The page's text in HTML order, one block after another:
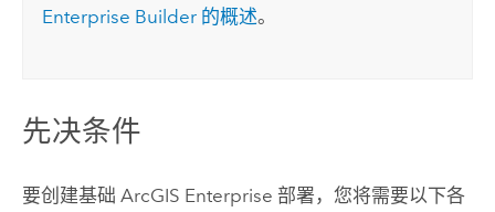
Enterprise Builder 的概述。
先决条件
要创建基础 ArcGIS Enterprise 部署，您将需要以下各